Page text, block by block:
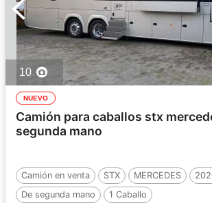
10
NUEVO
Camión para caballos stx
segunda mano
Camión en venta STX MERCEDES
De segunda mano
1 Caballo